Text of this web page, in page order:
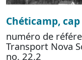
Chéticamp,
numéro de
Transport Nova
no. 22.2